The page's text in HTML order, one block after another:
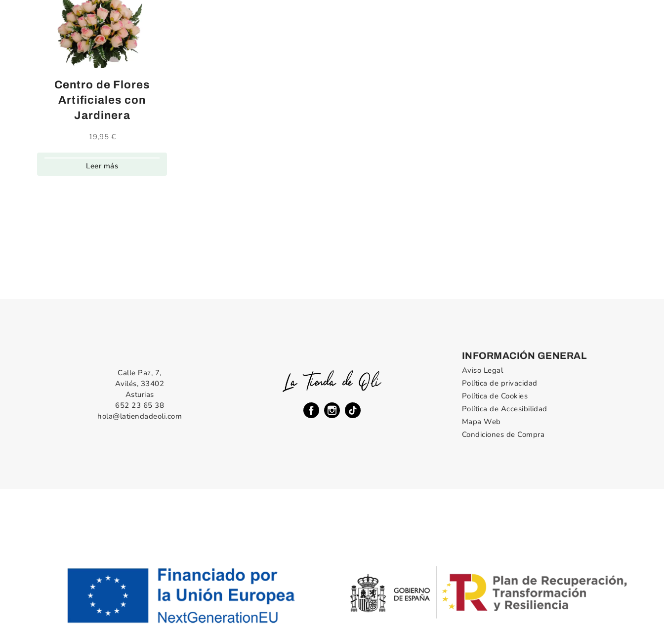
Centro de Flores
Artificiales con
Jardinera
19,95 €
Leer más
Calle Paz, 7,
Avilés, 33402
Asturias
652 23 65 38
hola@latiendadeoli.com
INFORMACIÓN GENERAL
Aviso Legal
Política de privacidad
Política de Cookies
Política de Accesibilidad
Mapa Web
Condiciones de Compra